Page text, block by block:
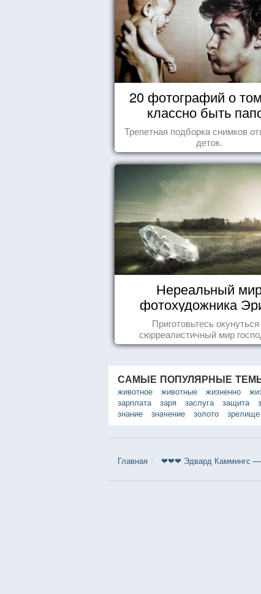
20 фотографий о
классно быть
Трепетная подборка снимков
деток.
Нереальный
фотохудожника
Йоханссона
Приготовьтесь
сюрреалистичный мир
Йоханссона
САМЫЕ ПОПУЛЯРНЫЕ
животное
животные жизненно
зарплата
заря заслуга защита
знание
значение золото зрелище
Главная ❤❤❤ Эдвард Каммингс —